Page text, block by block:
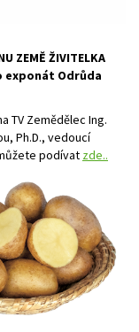
ZEMĚ ŽIVITELKA
exponát Odrůda
TV Zemědělec Ing.
Ph.D., vedoucí
podívat zde..